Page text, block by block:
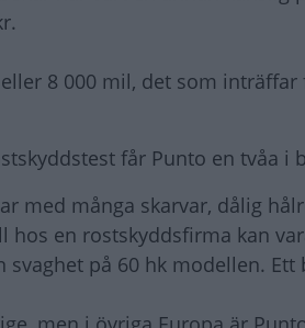
8 000 mil, det som
får Punto en tvåa i
med många skarvar, dålig
hos en rostskyddsfirma kan
på 60 hk modellen. Ett